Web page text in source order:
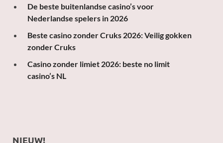
De beste buitenlandse casino’s voor
Nederlandse spelers in 2026
Beste casino zonder Cruks 2026: Veilig gokken
zonder Cruks
Casino zonder limiet 2026: beste no limit
casino’s NL
NIEUW!